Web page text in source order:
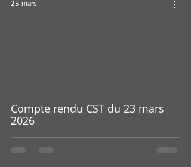
Compte rendu CST du 23 mars
2026
25 mars